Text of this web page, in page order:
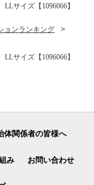
イズ【1096066】
ョンランキング
イズ【1096066】
体関係者の皆様へ
み お問い合わせ